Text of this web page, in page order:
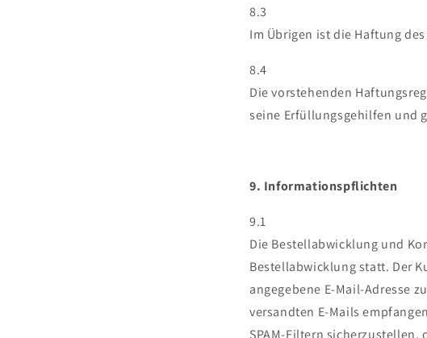
8.3
Im Übrigen ist die Haftung
8.4
Die vorstehenden
seine Erfüllungsgehilfen und
9. Informationspflichten
9.1
Die Bestellabwicklung und
Bestellabwicklung statt. Der
angegebene E-Mail-Adresse
versandten E-Mails
SPAM-Filtern